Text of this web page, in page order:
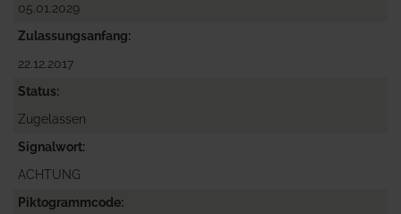
05.01.2029
Zulassungsanfang
22.12.2017
Status
Zugelassen
Signalwort
ACHTUNG
Piktogrammcode